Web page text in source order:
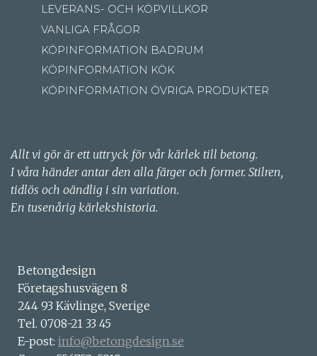
LEVERANS- OCH KÖPVILLKOR
VANLIGA FRÅGOR
KÖPINFORMATION BADRUM
KÖPINFORMATION KÖK
KÖPINFORMATION ÖVRIGA PRODUKTER
Allt vi gör är ett uttryck för vår kärlek till betong.
I våra händer antar den alla färger och former. Stilren,
tidlös och oändlig i sin variation.
En tusenårig kärlekshistoria.
Betongdesign
Företagshusvägen 8
244 93 Kävlinge, Sverige
Tel. 0708-21 33 45
E-post: info@betongdesign.se